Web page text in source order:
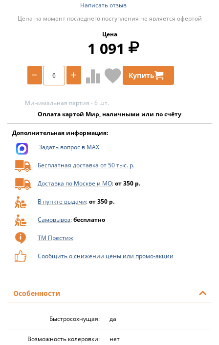
Написать отзыв
Цена на момент последнего поступления не является офертой
Цена
1 091
+
− Купить
Минимальная партия - 6 шт.
Оплата картой Мир, наличными или по счёту
Дополнительная информация:
Задать вопрос в MAX
Бесплатная доставка от 50 тыс. р.
Доставка по Москве и МО:от 350 р.
В пункте выдачи:от 350 р.
Самовывоз:бесплатно
ТМ Престиж
Сообщить о снижении цены или промо-акции
Особенности
Быстросохнущая: да
Возможность колеровки: нет